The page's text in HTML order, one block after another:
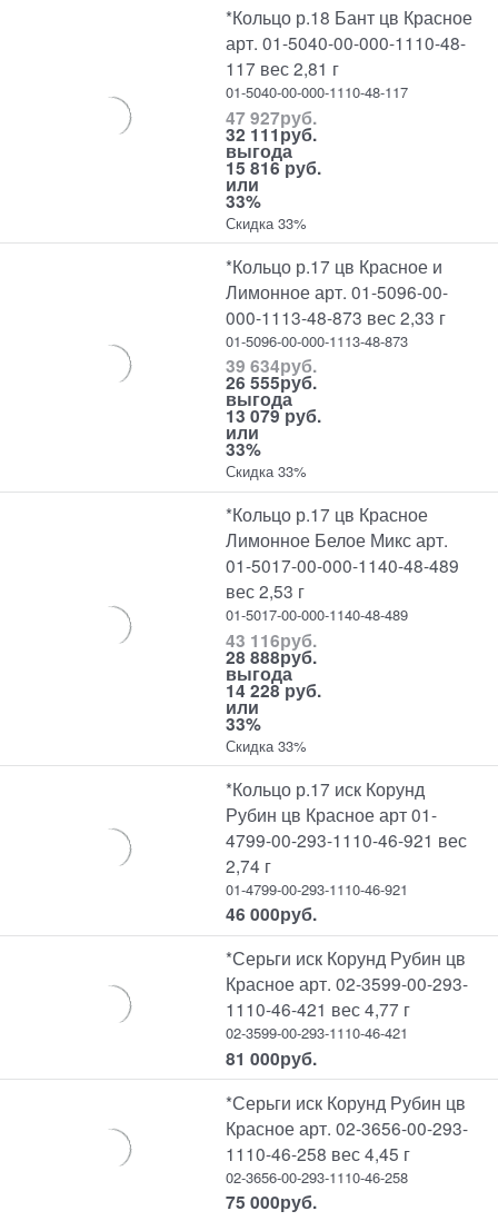
*Кольцо р.18 Бант цв Красное
арт. 01-5040-00-000-1110-48-
117 вес 2,81 г
01-5040-00-000-1110-48-117
47 927руб.
32 111руб.
выгода
15 816 руб.
или
33%
Скидка 33%
*Кольцо р.17 цв Красное и
Лимонное арт. 01-5096-00-
000-1113-48-873 вес 2,33 г
01-5096-00-000-1113-48-873
39 634руб.
26 555руб.
выгода
13 079 руб.
или
33%
Скидка 33%
*Кольцо р.17 цв Красное
Лимонное Белое Микс арт.
01-5017-00-000-1140-48-489
вес 2,53 г
01-5017-00-000-1140-48-489
43 116руб.
28 888руб.
выгода
14 228 руб.
или
33%
Скидка 33%
*Кольцо р.17 иск Корунд
Рубин цв Красное арт 01-
4799-00-293-1110-46-921 вес
2,74 г
01-4799-00-293-1110-46-921
46 000руб.
*Серьги иск Корунд Рубин цв
Красное арт. 02-3599-00-293-
1110-46-421 вес 4,77 г
02-3599-00-293-1110-46-421
81 000руб.
*Серьги иск Корунд Рубин цв
Красное арт. 02-3656-00-293-
1110-46-258 вес 4,45 г
02-3656-00-293-1110-46-258
75 000руб.